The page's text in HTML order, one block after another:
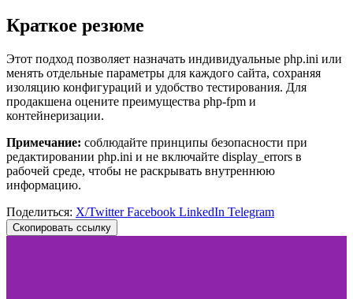
Краткое резюме
Этот подход позволяет назначать индивидуальные php.ini или
менять отдельные параметры для каждого сайта, сохраняя
изоляцию конфигураций и удобство тестирования. Для
продакшена оцените преимущества php-fpm и
контейнеризации.
Примечание: соблюдайте принципы безопасности при
редактировании php.ini и не включайте display_errors в
рабочей среде, чтобы не раскрывать внутреннюю
информацию.
Поделиться: X/TwitterFacebook LinkedIn Telegram
Скопировать ссылку